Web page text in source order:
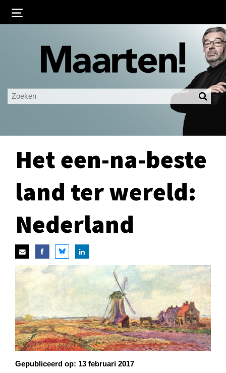
Ingelogd blijven
LOGIN
Het een-na-beste
land ter wereld:
Nederland
Gepubliceerd op: 13 februari 2017